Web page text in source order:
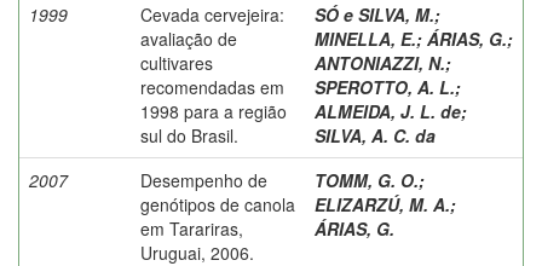
1999
Cevada cervejeira:
avaliação de
cultivares
recomendadas em
1998 para a região
sul do Brasil.
SÓ e SILVA, M.;
MINELLA, E.; ÁRIAS, G.;
ANTONIAZZI, N.;
SPEROTTO, A. L.;
ALMEIDA, J. L. de;
SILVA, A. C. da
2007
Desempenho de
genótipos de canola
em Tarariras,
Uruguai, 2006.
TOMM, G. O.;
ELIZARZÚ, M. A.;
ÁRIAS, G.